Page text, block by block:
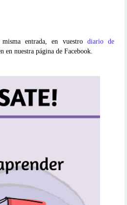
entrada, en vuestro diario de
en nuestra página de Facebook.